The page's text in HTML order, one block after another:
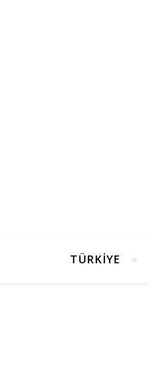
TÜRKİYE